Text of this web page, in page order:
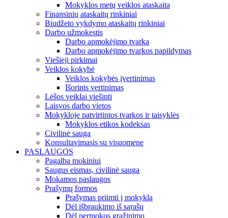
Mokyklos metų veiklos ataskaita
Finansinių ataskaitų rinkiniai
Biudžeto vykdymo ataskaitų rinkiniai
Darbo užmokestis
Darbo apmokėjimo tvarka
Darbo apmokėjimo tvarkos papildymas
Viešieji pirkimai
Veiklos kokybė
Veiklos kokybės įvertinimas
Išorinis vertinimas
Lėšos veiklai viešinti
Laisvos darbo vietos
Mokykloje patvirtintos tvarkos ir taisyklės
Mokyklos etikos kodeksas
Civilinė sauga
Konsultavimasis su visuomene
PASLAUGOS
Pagalba mokiniui
Saugus eismas, civilinė sauga
Mokamos paslaugos
Prašymų formos
Prašymas priimti į mokyklą
Dėl išbraukimo iš sąrašų
Dėl permokos grąžinimo